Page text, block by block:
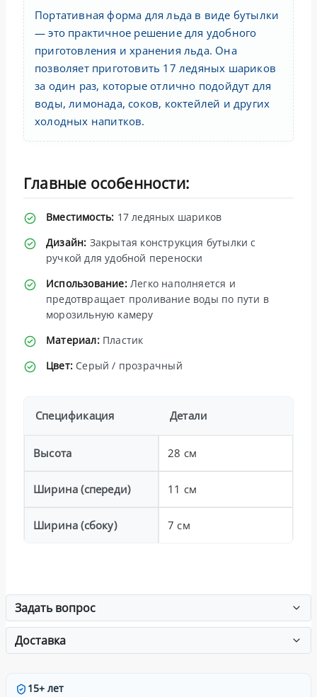
Портативная форма для льда в виде бутылки
— это практичное решение для удобного
приготовления и хранения льда. Она
позволяет приготовить 17 ледяных шариков
за один раз, которые отлично подойдут для
воды, лимонада, соков, коктейлей и других
холодных напитков.
Главные особенности:
Вместимость: 17 ледяных шариков
Дизайн: Закрытая конструкция бутылки с
ручкой для удобной переноски
Использование:Легко наполняется и
предотвращает проливание воды по пути в
морозильную камеру
Материал:Пластик
Цвет: Серый / прозрачный
Спецификация Детали
Высота 28 см
Ширина (спереди) 11 см
Ширина (сбоку) 7 см
Задать вопрос
Доставка
15+ лет